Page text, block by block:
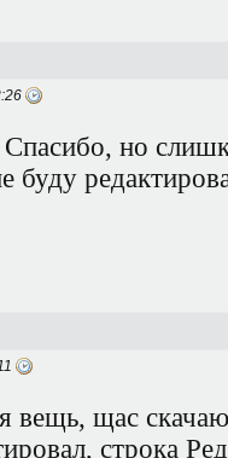
но
буду
вещь, щас
строка